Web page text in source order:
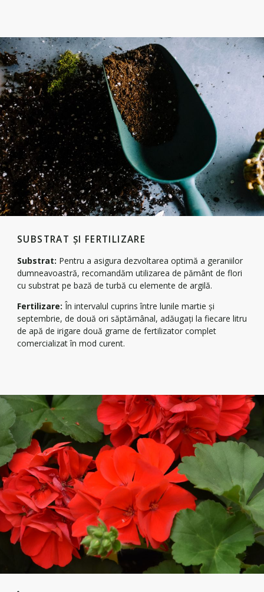
SUBSTRAT ȘI FERTILIZARE
Substrat: Pentru a asigura dezvoltarea optimă a geraniilor
dumneavoastră, recomandăm utilizarea de pământ de flori
cu substrat pe bază de turbă cu elemente de argilă.
Fertilizare: În intervalul cuprins între lunile martie și
septembrie, de două ori săptămânal, adăugați la fiecare litru
de apă de irigare două grame de fertilizator complet
comercializat în mod curent.